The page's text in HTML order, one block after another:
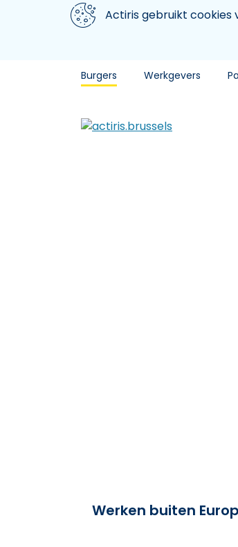
Aller au contenu principal
We gebruiken cookiesActiris gebruikt cookies
Burgers Werkgevers
Werken buiten